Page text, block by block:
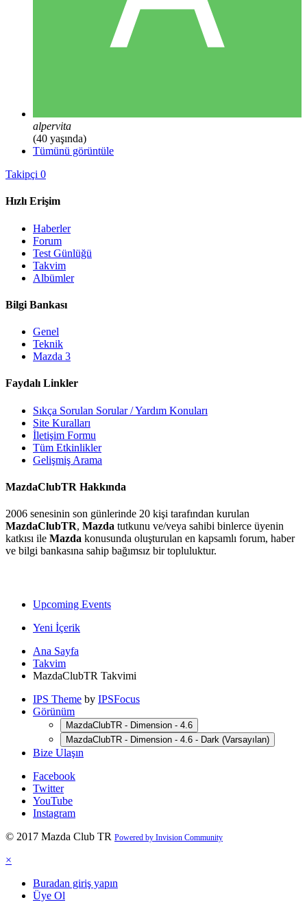
alpervita
(40 yaşında)
Tümünü görüntüle
Takipçi 0
Hızlı Erişim
Haberler
Forum
Test Günlüğü
Takvim
Albümler
Bilgi Bankası
Genel
Teknik
Mazda 3
Faydalı Linkler
Sıkça Sorulan Sorular / Yardım Konuları
Site Kuralları
İletişim Formu
Tüm Etkinlikler
Gelişmiş Arama
MazdaClubTR Hakkında
2006 senesinin son günlerinde 20 kişi tarafından kurulan
MazdaClubTR, Mazda tutkunu ve/veya sahibi binlerce üyenin
katkısı ile Mazda konusunda oluşturulan en kapsamlı forum, haber
ve bilgi bankasına sahip bağımsız bir topluluktur.
Upcoming Events
Yeni İçerik
Ana Sayfa
Takvim
MazdaClubTR Takvimi
IPS Theme by IPSFocus
Görünüm
MazdaClubTR - Dimension - 4.6
MazdaClubTR - Dimension - 4.6 - Dark (Varsayılan)
Bize Ulaşın
Facebook
Twitter
YouTube
Instagram
© 2017 Mazda Club TR Powered by Invision Community
×
Buradan giriş yapın
Üye Ol